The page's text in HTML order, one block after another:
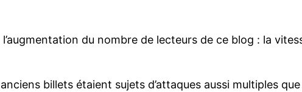
du nombre de lecteurs de ce blog : la
billets étaient sujets d’attaques aussi multiples